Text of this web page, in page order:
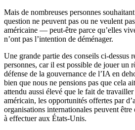
Mais de nombreuses personnes
question ne peuvent pas ou ne veulent
américaine — peut-être parce qu’elles
n’ont pas l’intention de déménager.
Une grande partie des conseils ci-dessus
personnes, car il est possible de jouer un
défense de la gouvernance de l’IA en
bien que nous ne pensions pas que cela
attendu aussi élevé que le fait de
américain, les opportunités offertes par
organisations internationales peuvent
à effectuer aux États-Unis.